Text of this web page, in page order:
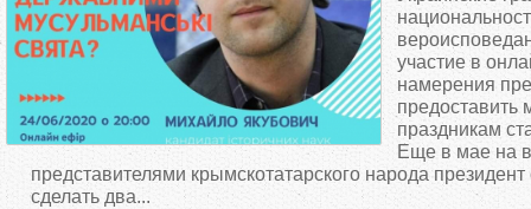
д
е
участие в
намерения
предоставить
праздникам
Еще в мае на
представителями крымскотатарского народа
сделать два...